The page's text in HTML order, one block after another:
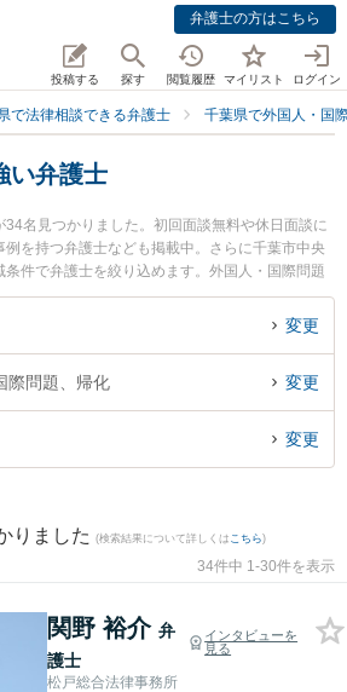
弁護士の方はこちら
投稿する 探す 閲覧履歴 マイリスト ログイン
で法律相談できる弁護士 千葉県で外国人・国
い弁護士
名見つかりました。初回面談無料や休日面談に
を持つ弁護士なども掲載中。さらに千葉市中央
条件で弁護士を絞り込めます。外国人・国際問題
約、国際結婚等の細かな分野での絞り込み検索
合法律事務所の関野 裕介弁護士や藤井・滝沢綜合
ブルを今すぐに弁護士に相談したい』『帰化のト
弁護士を検索したい』『初回相談無料で帰化を
護士に相談予約したい』などでお困りの相談者さ
変更
際問題、帰化 変更
変更
りました (検索結果について詳しくは こちら)
34件中 1-30件を表示
関野 裕介 弁
護士
インタビューを
見る
松戸総合法律事務所